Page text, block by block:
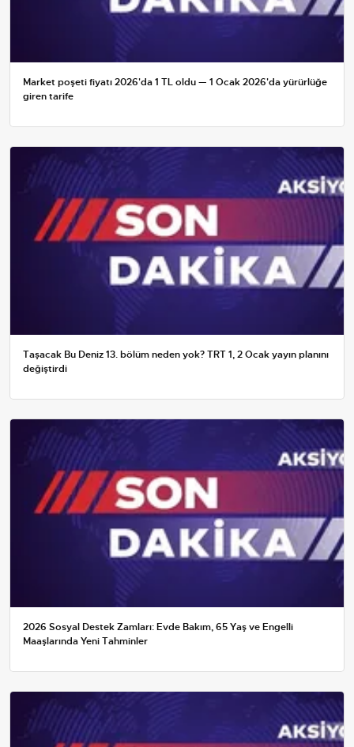
Market poşeti fiyatı 2026'da 1 TL oldu — 1 Ocak 2026'da yürürlüğe
giren tarife
Taşacak Bu Deniz 13. bölüm neden yok? TRT 1, 2 Ocak yayın planını
değiştirdi
2026 Sosyal Destek Zamları: Evde Bakım, 65 Yaş ve Engelli
Maaşlarında Yeni Tahminler